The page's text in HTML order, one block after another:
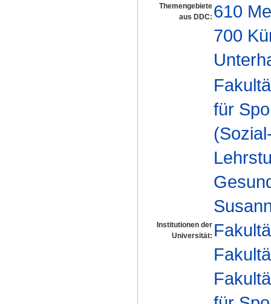
Themengebiete
aus DDC: 610
700
Institutionen der
Universität:
für